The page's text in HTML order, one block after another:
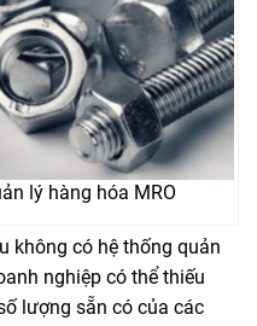
lý hàng hóa MRO
không có hệ thống quản
nghiệp có thể thiếu
lượng sẵn có của các